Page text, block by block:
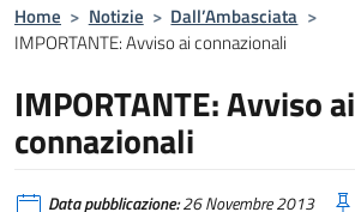
Home > Notizie > Dall’Ambasciata >
IMPORTANTE: Avviso ai connazionali
IMPORTANTE: Avviso ai
connazionali
Data pubblicazione:26 Novembre 2013